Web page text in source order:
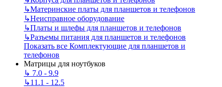
↳Материнские платы для планшетов и телефонов
↳Неисправное оборудование
↳Платы и шлефы для планшетов и телефонов
↳Разъемы питания для планшетов и телефонов
Показать все Комплектующие для планшетов и
телефонов
Матрицы для ноутбуков
↳ 7.0 - 9.9
↳11.1 - 12.5